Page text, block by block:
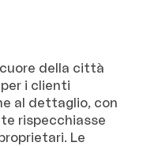
della città
i clienti
al dettaglio, con
rispecchiasse
Le